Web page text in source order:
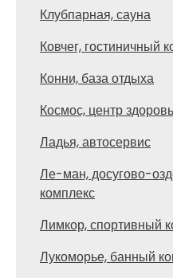
Клубпарная, сауна
Ковчег, гостиничный
Конни, база отдыха
Космос, центр
Ладья, автосервис
Ле-ман, досугово-
комплекс
Лимкор, спортивный
Лукоморье, банный